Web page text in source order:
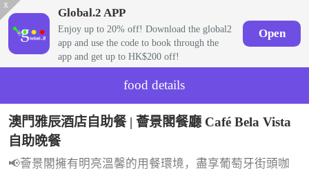
x
Global.2 APP
Enjoy up to 20% off! Download the global2
app and use the code to book through the
app and get up to HK$200 off!
Open
food details
澳門雅辰酒店自助餐 | 薈景閣餐廳 Café Bela Vista
自助晚餐
📢薈景閣擁有明亮溫馨的用餐環境，盡享葡萄牙街頭咖